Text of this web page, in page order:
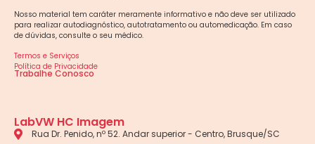
Nosso material tem caráter meramente informativo e não deve ser utilizado
para realizar autodiagnóstico, autotratamento ou automedicação. Em caso
de dúvidas, consulte o seu médico.
Termos e Serviços
Política de Privacidade
Trabalhe Conosco
LabVW HC Imagem
Rua Dr. Penido, nº 52. Andar superior - Centro, Brusque/SC